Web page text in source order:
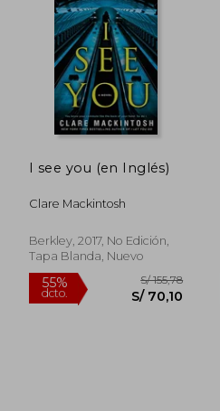
I see you (en Inglés)
Clare Mackintosh
Berkley, 2017, No Edición,
Tapa Blanda, Nuevo